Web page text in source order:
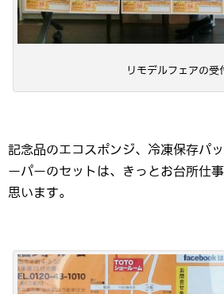
リモデルフェアの受
記念品のエコスポンジ、冷凍保存パ
ーパーのセットは、きっとお台所仕
思います。